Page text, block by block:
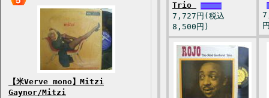
【米Verve mono】Mitzi
Gaynor/Mitzi
Trio
7,727円(税込
8,500円)